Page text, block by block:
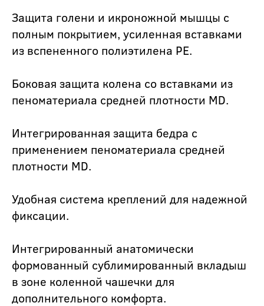
Защита голени и икроножной мышцы с
полным покрытием, усиленная вставками
из вспененного полиэтилена PE.
Боковая защита колена со вставками из
пеноматериала средней плотности MD.
Интегрированная защита бедра с
применением пеноматериала средней
плотности MD.
Удобная система креплений для надежной
фиксации.
Интегрированный анатомически
формованный сублимированный вкладыш
в зоне коленной чашечки для
дополнительного комфорта.